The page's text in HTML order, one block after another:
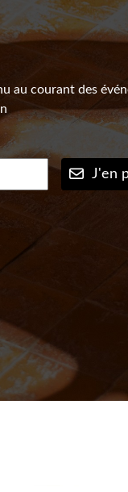
au courant des
J'en